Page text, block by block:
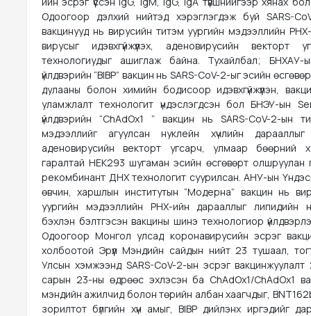
Одоогоор дэлхий нийтэд хэрэглэгдэж буй SARS-
вакцинууд нь вирусийн титэм уургийн мэдээллийн
вирусыг идэвхгүйжүүлэх, аденовирусийн векторт
технологиудыг ашиглаж байна. Тухайлбал; БНХАУ-
үйлдвэрийн “BIBP” вакцин нь SARS-CoV-2-ыг эсийн
дулааны болон химийн бодисоор идэвхгүйжүүлэн,
уламжлалт технологит үндэслэгдсэн бол БНЭУ-ын
үйлдвэрийн “ChAdOx1 ” вакцин нь SARS-CoV-2-ын
мэдээллийг агуулсан нуклейн хүчлийн
аденовирусийн векторт угсарч, улмаар бөөрний
гаралтай HEK293 шугаман эсийн өсгөвөрт олшруулан
рекомбинант ДНХ технологит суурилсан. АНУ-ын
өвчин, харшлын институтын “Модерна” вакцин нь
уургийн мэдээллийн РНХ-ийн дарааллыг липидийн
бэхлэн бэлтгэсэн вакцины шинэ технологиор
Одоогоор Монгол улсад коронавирусийн эсрэг
холбоотой Эрүүл Мэндийн сайдын нийт 23 тушаал,
Улсын хэмжээнд SARS-CoV-2-ын эсрэг
сарын 23-ны өдрөөс эхлэсэн ба ChAdOx1/ChAdOx1
мэндийн ажилчид болон төрийн албан хаагчдыг,
зорилтот бүлгийн хүн амыг, BIBP дийлэнх иргэдийг